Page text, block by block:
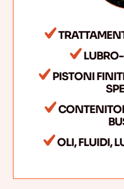
PISTONI
OLI, FLUIDI,